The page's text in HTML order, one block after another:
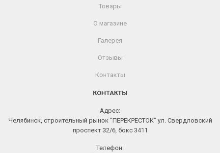
Товары
О магазине
Галерея
Отзывы
Контакты
КОНТАКТЫ
Адрес:
Челябинск, строительный рынок "ПЕРЕКРЕСТОК" ул. Свердловский
проспект 32/6, бокс 3411
Телефон: